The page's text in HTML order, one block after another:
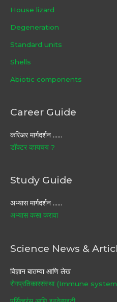
House lizard
Degeneration
Standard units
Shells
Abiotic components
Career Guide
करिअर मार्गदर्शन ……
डॉक्टर व्हायचय ?
Study Guide
अभ्यास मार्गदर्शन ……
अभ्यास कसा करावा
Science News &
विज्ञान बातम्या आणि लेख
रोगप्रतिकारसंस्था (Immune